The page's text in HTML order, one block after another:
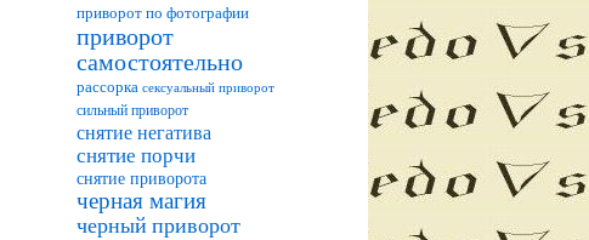
приворот по фотографии
приворот
самостоятельно
рассорка сексуальный приворот
сильный приворот
снятие негатива
снятие порчи
снятие приворота
черная магия
черный приворот